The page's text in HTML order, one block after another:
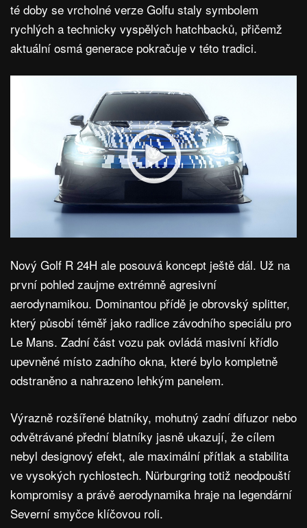
té doby se vrcholné verze Golfu staly symbolem
rychlých a technicky vyspělých hatchbacků, přičemž
aktuální osmá generace pokračuje v této tradici.
Nový Golf R 24H ale posouvá koncept ještě dál. Už na
první pohled zaujme extrémně agresivní
aerodynamikou. Dominantou přídě je obrovský splitter,
který působí téměř jako radlice závodního speciálu pro
Le Mans. Zadní část vozu pak ovládá masivní křídlo
upevněné místo zadního okna, které bylo kompletně
odstraněno a nahrazeno lehkým panelem.
Výrazně rozšířené blatníky, mohutný zadní difuzor nebo
odvětrávané přední blatníky jasně ukazují, že cílem
nebyl designový efekt, ale maximální přítlak a stabilita
ve vysokých rychlostech. Nürburgring totiž neodpouští
kompromisy a právě aerodynamika hraje na legendární
Severní smyčce klíčovou roli.